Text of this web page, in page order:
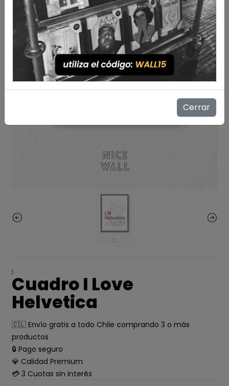
|
Cuadro I Love
Helvetica
🇨🇱 Envío gratis a todo Chile comprando 3 o más
productos
🔒 Pago seguro
💎 Calidad Premium
💳 3 Cuotas sin interés
Cerrar